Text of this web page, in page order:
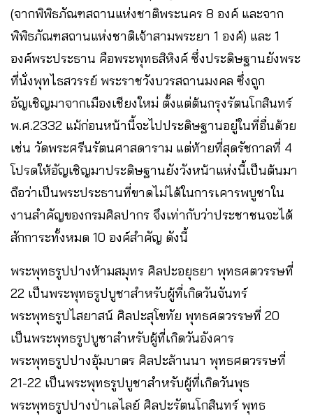
(จากพิพิธภัณฑสถานแห่งชาติพระนคร 8 องค์ และจาก
พิพิธภัณฑสถานแห่งชาติเจ้าสามพระยา 1 องค์) และ 1
องค์พระประธาน คือพระพุทธสิหิงค์ ซึ่งประดิษฐานยังพระ
ที่นั่งพุทไธสวรรย์ พระราชวังบวรสถานมงคล ซึ่งถูก
อัญเชิญมาจากเมืองเชียงใหม่ ตั้งแต่ต้นกรุงรัตนโกสินทร์
พ.ศ.2332 แม้ก่อนหน้านี้จะไปประดิษฐานอยู่ในที่อื่นด้วย
เช่น วัดพระศรีนรัตนศาสดาราม แต่ท้ายที่สุดรัชกาลที่ 4
โปรดให้อัญเชิญมาประดิษฐานยังวังหน้าแห่งนี้เป็นต้นมา
ถือว่าเป็นพระประธานที่ขาดไม่ได้ในการเคารพบูชาใน
งานสำคัญของกรมศิลปากร จึงเท่ากับว่าประชาชนจะได้
สักการะทั้งหมด 10 องค์สำคัญ ดังนี้
พระพุทธรูปปางห้ามสมุทร ศิลปะอยุธยา พุทธศตวรรษที่
22 เป็นพระพุทธรูปบูชาสำหรับผู้ที่เกิดวันจันทร์
พระพุทธรูปไสยาสน์ ศิลปะสุโขทัย พุทธศตวรรษที่ 20
เป็นพระพุทธรูปบูชาสำหรับผู้ที่เกิดวันอังคาร
พระพุทธรูปปางอุ้มบาตร ศิลปะล้านนา พุทธศตวรรษที่
21-22 เป็นพระพุทธรูปบูชาสำหรับผู้ที่เกิดวันพุธ
พระพุทธรูปปางป่าเลไลย์ ศิลปะรัตนโกสินทร์ พุทธ